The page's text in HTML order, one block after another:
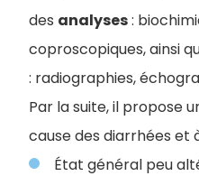
des analyses:
coproscopiques, ainsi
: radiographies,
Par la suite, il propose
cause des diarrhées et
État général peu